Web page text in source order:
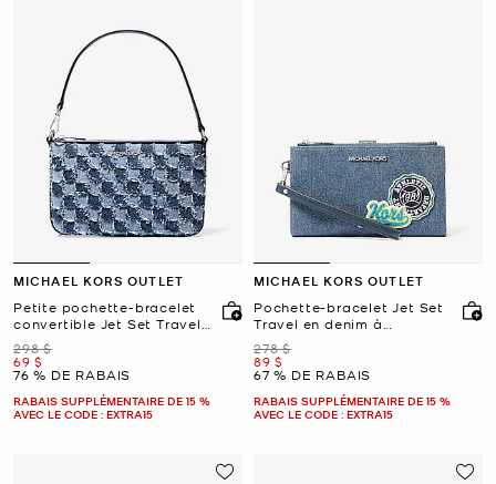
MICHAEL KORS OUTLET
Petite pochette-bracelet
convertible Jet Set Travel
en denim à motif
patchwork
était
298 $
maintenant
69 $
76 % DE RABAIS
RABAIS SUPPLÉMENTAIRE DE 15 %
AVEC LE CODE : EXTRA15
MICHAEL KORS OUTLET
Pochette-bracelet Jet Set
Travel en denim à
ornements
était
278 $
maintenant
89 $
67 % DE RABAIS
RABAIS SUPPLÉMENTAIRE DE 15 %
AVEC LE CODE : EXTRA15